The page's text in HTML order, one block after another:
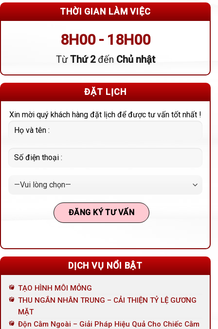
THỜI GIAN LÀM VIỆC
8H00 - 18H00
TừThứ 2đến Chủ nhật
ĐẶT LỊCH
Xin mời quý khách hàng đặt lịch để được tư vấn tốt nhất !
DỊCH VỤ NỔI BẬT
TẠO HÌNH MÔI MỎNG
THU NGẮN NHÂN TRUNG – CẢI THIỆN TỶ LỆ GƯƠNG
MẶT
Độn Cằm Ngoài – Giải Pháp Hiệu Quả Cho Chiếc Cằm